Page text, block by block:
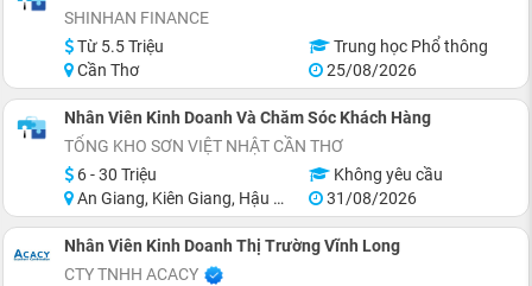
SHINHAN FINANCE
Từ 5.5 Triệu
Trung học Phổ thông
Cần Thơ
25/08/2026
Nhân Viên Kinh Doanh Và Chăm Sóc Khách Hàng
TỔNG KHO SƠN VIỆT NHẬT CẦN THƠ
6 - 30 Triệu
Không yêu cầu
An Giang, Kiên Giang, Hậu Giang, Sóc Trăng, Bạc Liêu, Cà Mau
31/08/2026
Nhân Viên Kinh Doanh Thị Trường Vĩnh Long
CTY TNHH ACACY